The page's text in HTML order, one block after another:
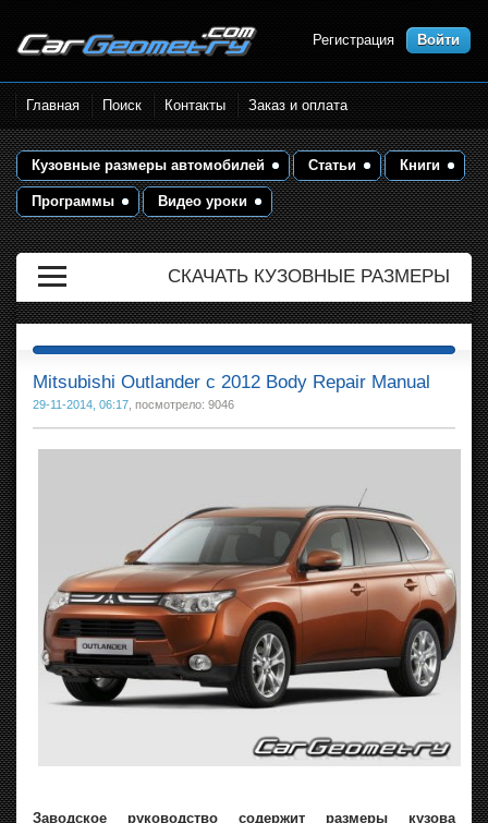
Размеры кузова автомобилей.
Контрольные точки и кузовные
размеры. Геометрия кузова
Регистрация Войти
Главная Поиск Контакты Заказ и оплата
Кузовные размеры автомобилей Статьи Книги
Программы Видео уроки
СКАЧАТЬ КУЗОВНЫЕ РАЗМЕРЫ
Mitsubishi Outlander с 2012 Body Repair Manual
29-11-2014, 06:17 , посмотрело: 9046
Заводское руководство содержит размеры кузова